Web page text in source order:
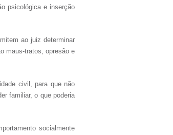
psicológica e inserção
ao juiz determinar
maus-tratos, opresão e
civil, para que não
familiar, o que poderia
socialmente